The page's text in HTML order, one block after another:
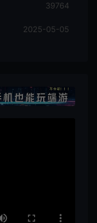
39764
2025-05-05